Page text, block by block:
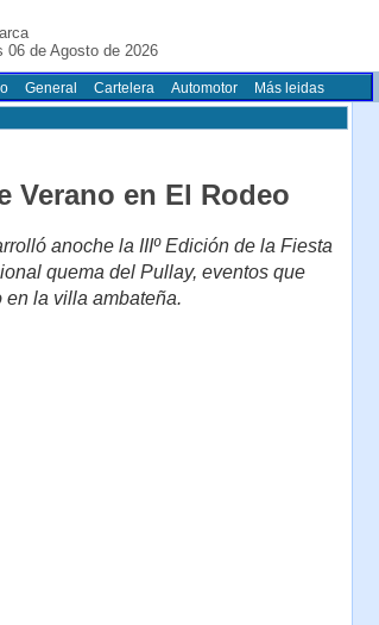
06 de Agosto de 2026
General Cartelera Automotor Más leidas
Verano en El Rodeo
anoche la IIIº Edición de la Fiesta
quema del Pullay, eventos que
en la villa ambateña.